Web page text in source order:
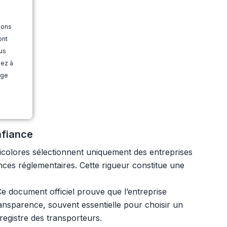
à
sélectionnent uniquement des entreprises
réglementaires. Cette rigueur constitue une
document officiel prouve que l’entreprise
souvent essentielle pour choisir un
des transporteurs.